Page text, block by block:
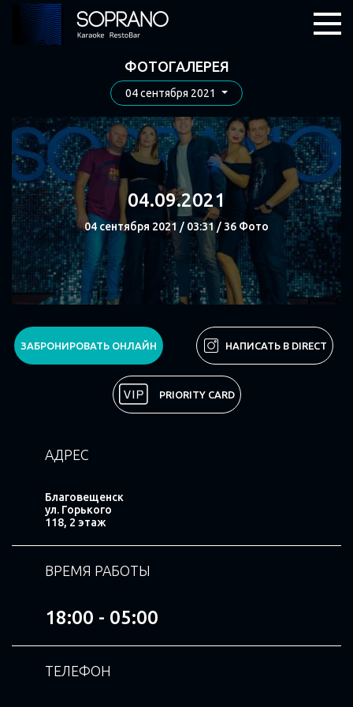
ФОТОГАЛЕРЕЯ
04 сентября 2021
04.09.2021
04 сентября 2021 / 03:31 / 36 Фото
Поделиться
ЗАБРОНИРОВАТЬ ОНЛАЙН НАПИСАТЬ В DIRECT
PRIORITY CARD
АДРЕС
Благовещенск
ул. Горького
118, 2 этаж
ВРЕМЯ РАБОТЫ
18:00 - 05:00
ТЕЛЕФОН